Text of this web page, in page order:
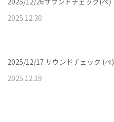
2025.12.30
2025/12/17 サウンドチェック (ぺ)
2025.12.19